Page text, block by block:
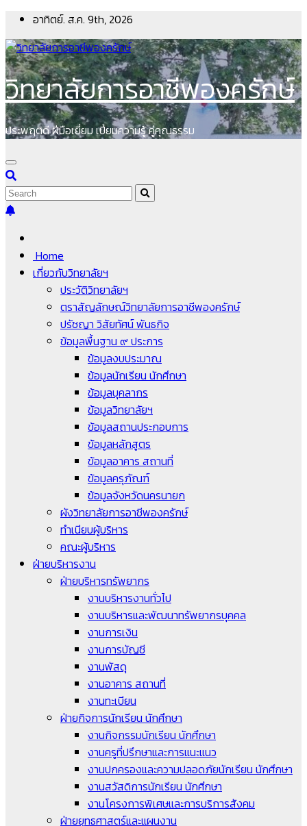
Skip
to
content
อาทิตย์. ส.ค. 9th, 2026
วิทยาลัยการอาชีพองครักษ์
ประพฤติดี ฝีมือเยี่ยม เปี่ยมความรู้ คู่คุณธรรม
Home
เกี่ยวกับวิทยาลัยฯ
ประวัติวิทยาลัยฯ
ตราสัญลักษณ์วิทยาลัยการอาชีพองครักษ์
ปรัชญา วิสัยทัศน์ พันธกิจ
ข้อมูลพื้นฐาน ๙ ประการ
ข้อมูลงบประมาณ
ข้อมูลนักเรียน นักศึกษา
ข้อมูลบุคลากร
ข้อมูลวิทยาลัยฯ
ข้อมูลสถานประกอบการ
ข้อมูลหลักสูตร
ข้อมูลอาคาร สถานที่
ข้อมูลครุภัณฑ์
ข้อมูลจังหวัดนครนายก
ผังวิทยาลัยการอาชีพองครักษ์
ทำเนียบผู้บริหาร
คณะผู้บริหาร
ฝ่ายบริหารงาน
ฝ่ายบริหารทรัพยากร
งานบริหารงานทั่วไป
งานบริหารและพัฒนาทรัพยากรบุคคล
งานการเงิน
งานการบัญชี
งานพัสดุ
งานอาคาร สถานที่
งานทะเบียน
ฝ่ายกิจการนักเรียน นักศึกษา
งานกิจกรรมนักเรียน นักศึกษา
งานครูที่ปรึกษาและการแนะแนว
งานปกครองและความปลอดภัยนักเรียน นักศึกษา
งานสวัสดิการนักเรียน นักศึกษา
งานโครงการพิเศษและการบริการสังคม
ฝ่ายยุทธศาสตร์และแผนงาน